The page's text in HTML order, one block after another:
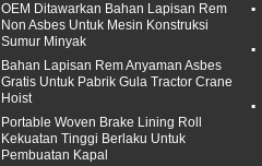
OEM Ditawarkan Bahan Lapisan Rem
Non Asbes Untuk Mesin Konstruksi
Sumur Minyak
Bahan Lapisan Rem Anyaman Asbes
Gratis Untuk Pabrik Gula Tractor Crane
Hoist
Portable Woven Brake Lining Roll
Kekuatan Tinggi Berlaku Untuk
Pembuatan Kapal